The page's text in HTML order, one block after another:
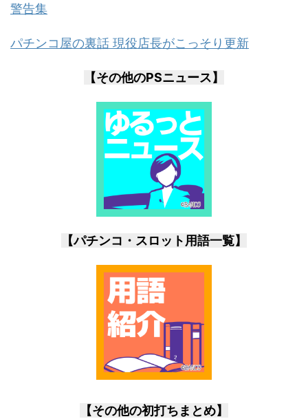
警告集
パチンコ屋の裏話 現役店長がこっそり更新
【その他のPSニュース】
【パチンコ・スロット用語一覧】
【その他の初打ちまとめ】